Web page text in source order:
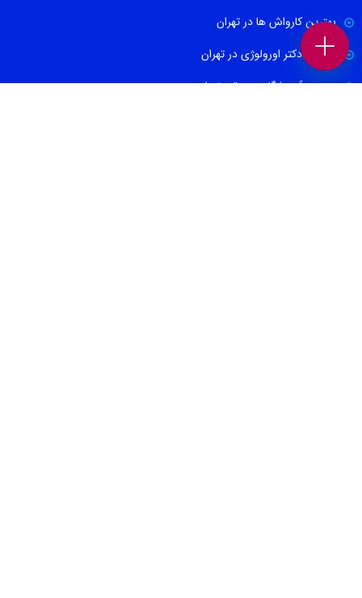
بهترین کارواش ها در تهران
بهترین دکتر اورولوژی در تهران
بهترین آموزشگاه موسیقی تهران